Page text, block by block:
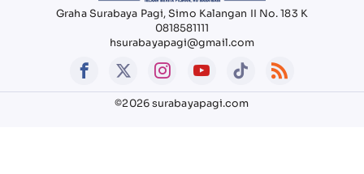
Graha Surabaya Pagi, Simo Kalangan II No. 183 K
0818581111
hsurabayapagi@gmail.com
©2026 surabayapagi.com